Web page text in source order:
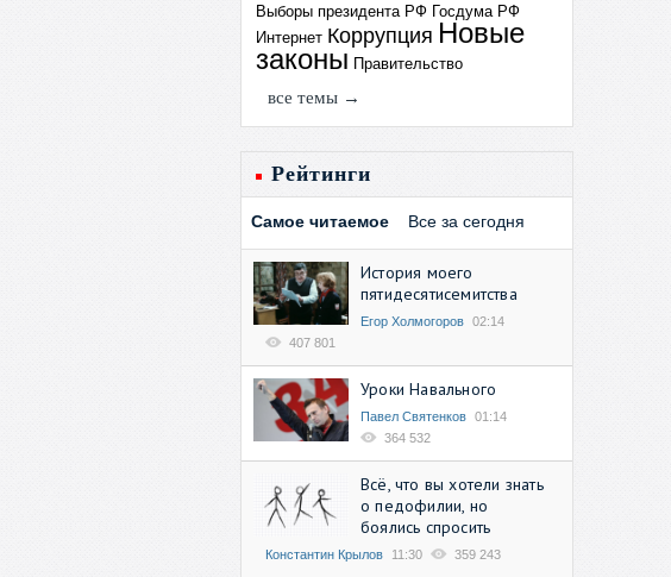
Выборы президента РФ Госдума РФ
Интернет Коррупция Новые
законы Правительство
все темы →
Рейтинги
Самое читаемое Все за сегодня
История моего
пятидесятисемитства
Егор Холмогоров 02:14
407 801
Уроки Навального
Павел Святенков 01:14
364 532
Всё, что вы хотели знать
о педофилии, но
боялись спросить
Константин Крылов 11:30 359 243